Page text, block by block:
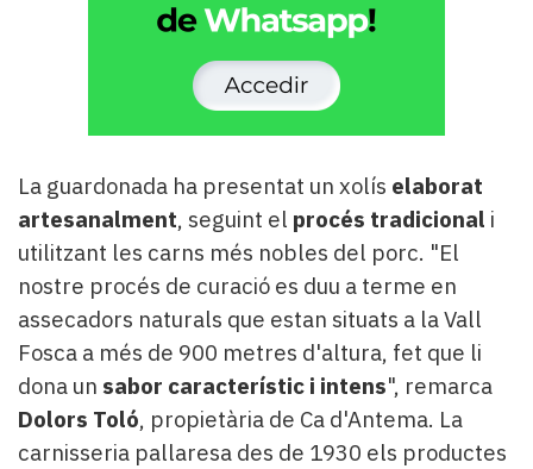
La guardonada ha presentat un xolís elaborat
artesanalment, seguint el procés tradicional i
utilitzant les carns més nobles del porc. "El
nostre procés de curació es duu a terme en
assecadors naturals que estan situats a la Vall
Fosca a més de 900 metres d'altura, fet que li
dona un sabor característic i intens", remarca
Dolors Toló, propietària de Ca d'Antema. La
carnisseria pallaresa des de 1930 els productes